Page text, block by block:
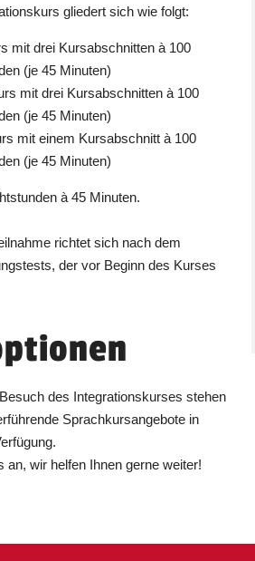
gliedert sich wie folgt:
mit drei Kursabschnitten à 100
(je 45 Minuten)
mit drei Kursabschnitten à 100
(je 45 Minuten)
mit einem Kursabschnitt à 100
(je 45 Minuten)
à 45 Minuten.
richtet sich nach dem
der vor Beginn des Kurses
des Integrationskurses stehen
Sprachkursangebote in
an, wir helfen Ihnen gerne weiter!